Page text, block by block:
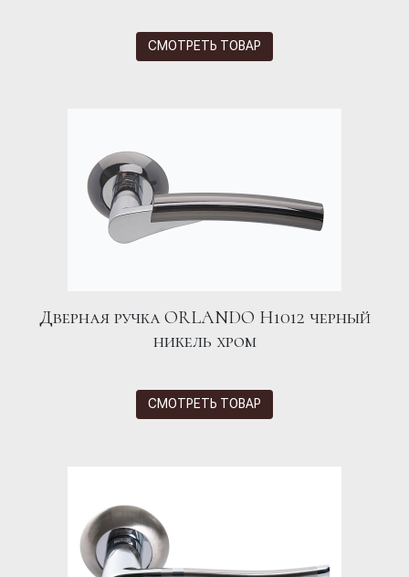
СМОТРЕТЬ ТОВАР
Дверная ручка ORLANDO H1012 черный
никель хром
СМОТРЕТЬ ТОВАР